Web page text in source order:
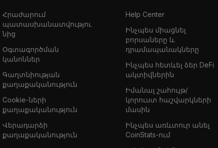
Հրաժարում
պատասխանատվությու
նից
Օգտագործման
կանոններ
Գաղտնիության
քաղաքականություն
Cookie-ների
քաղաքականություն
Վերադարձի
քաղաքականություն
Help Center
Ինչպես միացնել
բորսաները և
դրամապանակները
Ինչպես հետևել ձեր DeFi
ակտիվներին
Իմանալ շահույթ/
կորուստ հաշվարկների
մասին
Ինչպես առևտուր անել
CoinStats-ում